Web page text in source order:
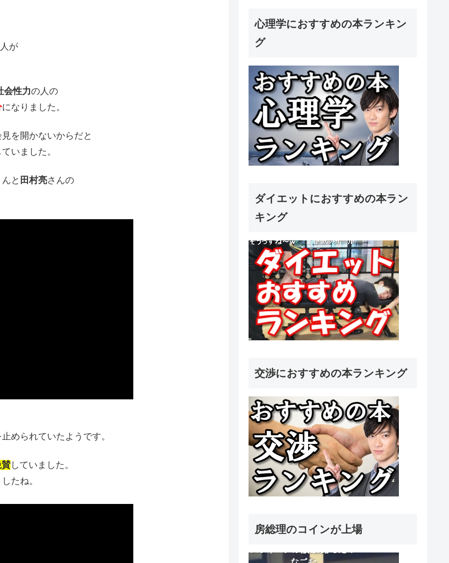
が
会性力の人の
になりました。
を開かないからだと
いました。
んと 田村亮さんの
められていたようです。
していました。
たね。
心理学におすすめの本ランキン
グ
ダイエットにおすすめの本ラン
キング
交渉におすすめの本ランキング
房総理のコインが上場